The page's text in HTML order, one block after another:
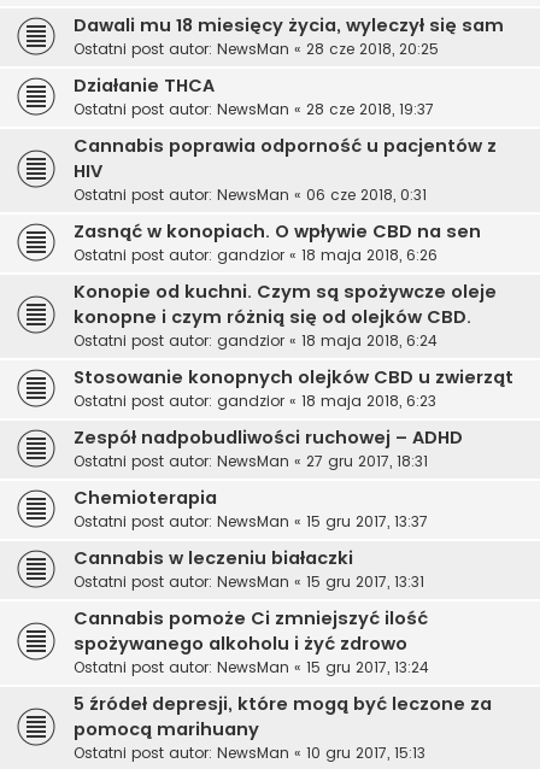
Dawali mu 18 miesięcy życia, wyleczył się sam
Ostatni post autor: NewsMan « 28 cze 2018, 20:25
Działanie THCA
Ostatni post autor: NewsMan « 28 cze 2018, 19:37
Cannabis poprawia odporność u pacjentów z
HIV
Ostatni post autor: NewsMan « 06 cze 2018, 0:31
Zasnąć w konopiach. O wpływie CBD na sen
Ostatni post autor: gandzior « 18 maja 2018, 6:26
Konopie od kuchni. Czym są spożywcze oleje
konopne i czym różnią się od olejków CBD.
Ostatni post autor: gandzior « 18 maja 2018, 6:24
Stosowanie konopnych olejków CBD u zwierząt
Ostatni post autor: gandzior « 18 maja 2018, 6:23
Zespół nadpobudliwości ruchowej – ADHD
Ostatni post autor: NewsMan « 27 gru 2017, 18:31
Chemioterapia
Ostatni post autor: NewsMan « 15 gru 2017, 13:37
Cannabis w leczeniu białaczki
Ostatni post autor: NewsMan « 15 gru 2017, 13:31
Cannabis pomoże Ci zmniejszyć ilość
spożywanego alkoholu i żyć zdrowo
Ostatni post autor: NewsMan « 15 gru 2017, 13:24
5 źródeł depresji, które mogą być leczone za
pomocą marihuany
Ostatni post autor: NewsMan « 10 gru 2017, 15:13